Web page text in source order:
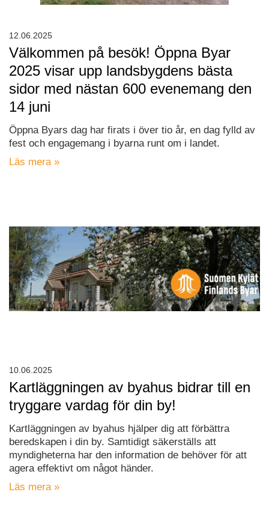
Välkommen på besök! Öppna Byar
2025 visar upp landsbygdens bästa
sidor med nästan 600 evenemang den
14 juni
Öppna Byars dag har firats i över tio år, en dag fylld av
fest och engagemang i byarna runt om i landet.
Läs mera »
12.06.2025
Kartläggningen av byahus bidrar till en
tryggare vardag för din by!
Kartläggningen av byahus hjälper dig att förbättra
beredskapen i din by. Samtidigt säkerställs att
myndigheterna har den information de behöver för att
agera effektivt om något händer.
Läs mera »
10.06.2025